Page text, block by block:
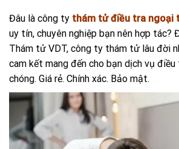
Đâu là công ty thám tử điều tra ngoại
uy tín, chuyên nghiệp bạn nên hợp tác?
Thám tử VDT, công ty thám tử lâu đời
cam kết mang đến cho bạn dịch vụ
chóng. Giá rẻ. Chính xác. Bảo mật.